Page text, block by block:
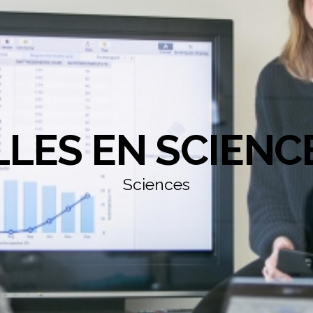
EN
Sciences